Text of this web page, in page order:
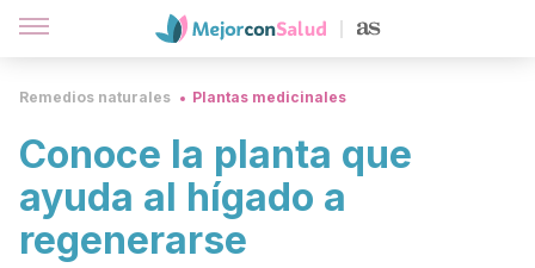
Remedios naturales Plantas medicinales
Conoce la planta que
ayuda al hígado a
regenerarse